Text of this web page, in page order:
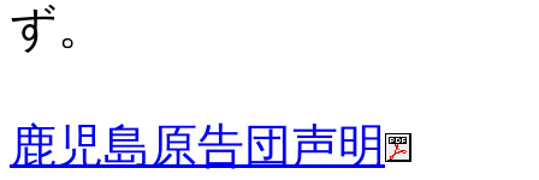
ず。
鹿児島原告団声明